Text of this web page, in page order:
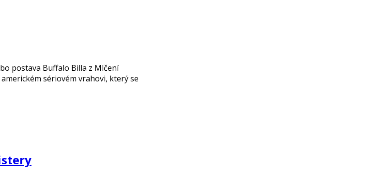
postava Buffalo Billa z Mlčení
sériovém vrahovi, který se